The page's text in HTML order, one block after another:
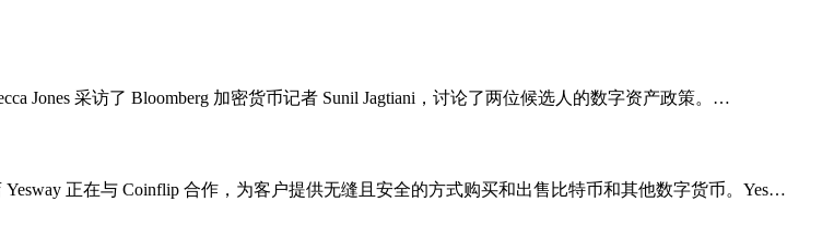
Jones 采访了 Bloomberg 加密货币记者 Sunil Jagtiani，讨论了两位候选人的数字资产政策。…
正在与 Coinflip 合作，为客户提供无缝且安全的方式购买和出售比特币和其他数字货币。Yes…